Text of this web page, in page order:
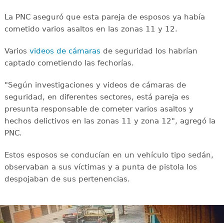
La PNC aseguró que esta pareja de esposos ya había
cometido varios asaltos en las zonas 11 y 12.
Varios videos de cámaras de seguridad los habrían
captado cometiendo las fechorías.
"Según investigaciones y videos de cámaras de
seguridad, en diferentes sectores, está pareja es
presunta responsable de cometer varios asaltos y
hechos delictivos en las zonas 11 y zona 12", agregó la
PNC.
Estos esposos se conducían en un vehículo tipo sedán,
observaban a sus víctimas y a punta de pistola los
despojaban de sus pertenencias.